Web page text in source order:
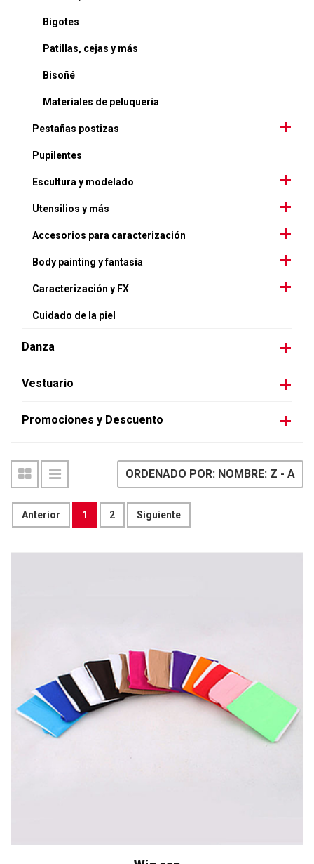
Bigotes
Patillas, cejas y más
Bisoñé
Materiales de peluquería
Pestañas postizas
Pupilentes
Escultura y modelado
Utensilios y más
Accesorios para caracterización
Body painting y fantasía
Caracterización y FX
Cuidado de la piel
Danza
Vestuario
Promociones y Descuento
Anterior 1 2 Siguiente
ORDENADO POR: NOMBRE: Z - A